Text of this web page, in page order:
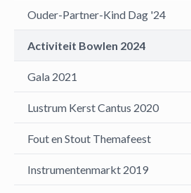
Ouder-Partner-Kind Dag '24
Activiteit Bowlen 2024
Gala 2021
Lustrum Kerst Cantus 2020
Fout en Stout Themafeest
Instrumentenmarkt 2019